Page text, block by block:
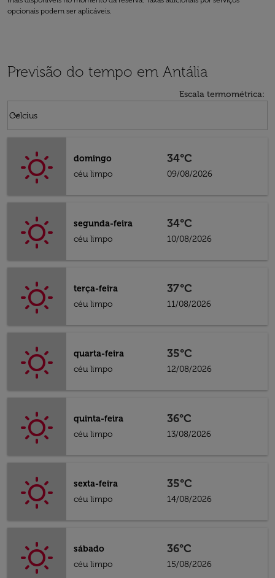
opcionais podem ser aplicáveis.
Previsão do tempo em Antália
Escala termométrica:
Celcius
keyboard_arrow_down
domingo
céu limpo
34°C
09/08/2026
segunda-feira
céu limpo
34°C
10/08/2026
terça-feira
céu limpo
37°C
11/08/2026
quarta-feira
céu limpo
35°C
12/08/2026
quinta-feira
céu limpo
36°C
13/08/2026
sexta-feira
céu limpo
35°C
14/08/2026
sábado
céu limpo
36°C
15/08/2026